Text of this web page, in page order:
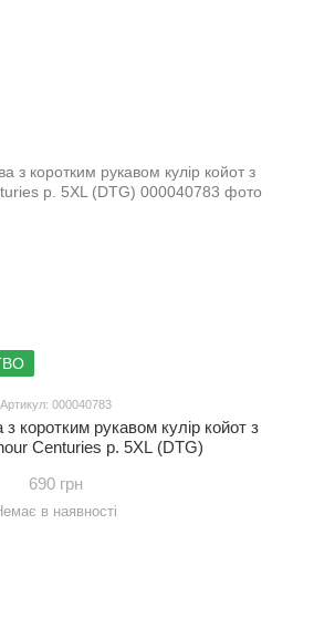
Артикул: 000040783
з коротким рукавом кулір койот з
Centuries р. 5XL (DTG)
690 грн
в наявності